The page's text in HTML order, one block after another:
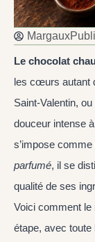
Margaux
Le chocolat
les cœurs autant
Saint-Valentin,
douceur intense
s’impose comme
parfumé, il se
qualité de ses
Voici comment le
étape, avec toute